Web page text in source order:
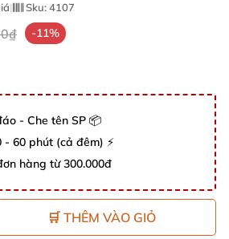
| Sku:4107
-11%
- Che tên SP 📦
60 phút (cả đêm) ⚡
hàng từ 300.000đ
🛒 THÊM VÀO GIỎ